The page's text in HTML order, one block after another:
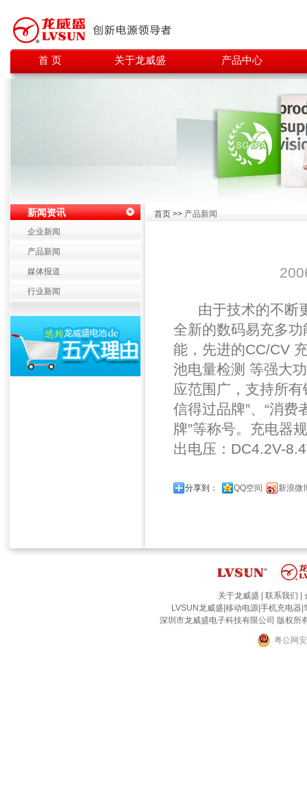
首 页 关于龙威盛 产品中心
新闻资讯
企业新闻
产品新闻
媒体报道
行业新闻
首页 >> 产品新闻
由于技术的不断更
全新的数码易充多
能，先进的CC/CV
池电量检测 等强大
应范围广，支持所有
信得过品牌”、“消费
牌”等称号。充电器
出电压：DC4.2V-
分享到： QQ空间 新浪微
关于龙威盛 联系我们
LVSUN龙威盛 移动电源 手机充电器
深圳市龙威盛电子科技有限公司 版权
粤公网